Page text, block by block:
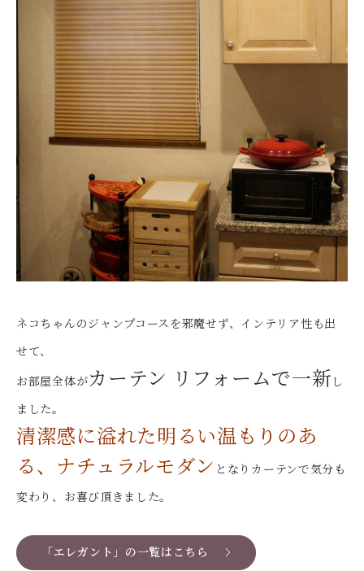
ネコちゃんのジャンプコースを邪魔せず、インテリア性も出
せて、
お部屋全体がカーテン リフォームで一新 し
ました。
清潔感に溢れた明るい温もりのあ
る、ナチュラルモダン となりカーテンで気分も
変わり、お喜び頂きました。
「エレガント」の一覧はこちら